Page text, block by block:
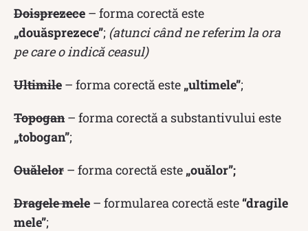
Doisprezece – forma corectă este
„douăsprezece”; (atunci când ne referim la ora
pe care o indică ceasul)
Ultimile – forma corectă este „ultimele”;
Topogan– forma corectă a substantivului este
„tobogan”;
Ouălelor – forma corectă este „ouălor”;
Dragele mele – formularea corectă este“dragile
mele”;